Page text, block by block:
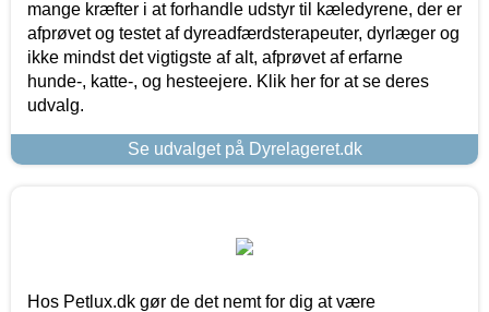
mange kræfter i at forhandle udstyr til kæledyrene, der er
afprøvet og testet af dyreadfærdsterapeuter, dyrlæger og
ikke mindst det vigtigste af alt, afprøvet af erfarne
hunde-, katte-, og hesteejere. Klik her for at se deres
udvalg.
Se udvalget på Dyrelageret.dk
Hos Petlux.dk gør de det nemt for dig at være